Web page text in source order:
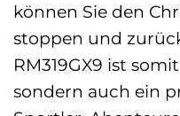
können Sie den
stoppen und
RM319GX9 ist
sondern auch ein